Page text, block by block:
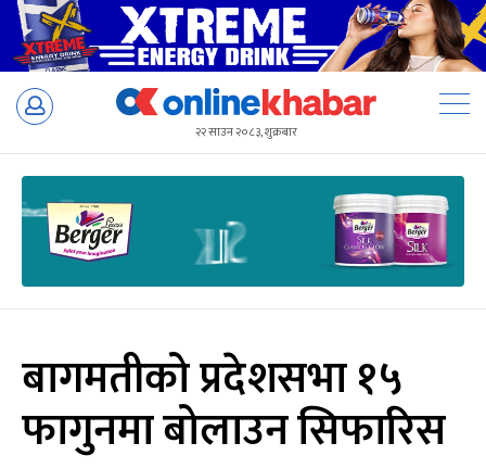
Skip
२२ साउन २०८३, शुक्रबार
बागमतीको प्रदेशसभा १५
फागुनमा बोलाउन सिफारिस